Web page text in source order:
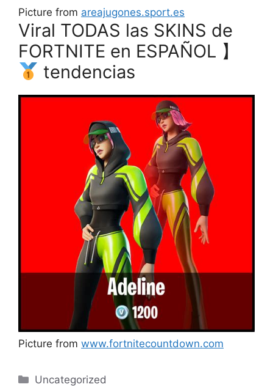
Picture from areajugones.sport.es
Viral TODAS las SKINS de
FORTNITE en ESPAÑOL 】
tendencias
Picture from www.fortnitecountdown.com
Categories
Uncategorized